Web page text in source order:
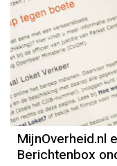
MijnOverheid.nl
Berichtenbox